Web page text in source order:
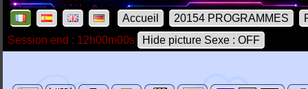
Accueil 20154 PROGRAMMES
Session end : 12h00m00s
Hide picture Sexe : OFF